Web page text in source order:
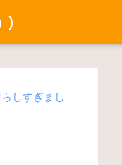
しすぎまし